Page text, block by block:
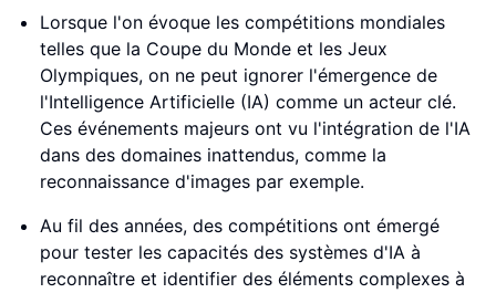
Lorsque l'on évoque les compétitions mondiales
telles que la Coupe du Monde et les Jeux
Olympiques, on ne peut ignorer l'émergence de
l'Intelligence Artificielle (IA) comme un acteur clé.
Ces événements majeurs ont vu l'intégration de l'IA
dans des domaines inattendus, comme la
reconnaissance d'images par exemple.
Au fil des années, des compétitions ont émergé
pour tester les capacités des systèmes d'IA à
reconnaître et identifier des éléments complexes à